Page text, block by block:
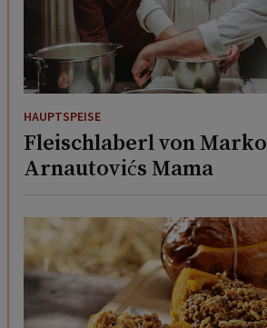
HAUPTSPEISE
Fleischlaberl von Marko
Arnautovićs Mama